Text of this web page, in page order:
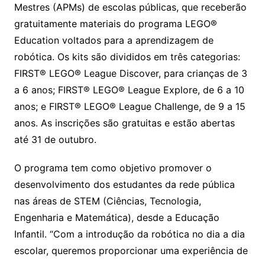
Mestres (APMs) de escolas públicas, que receberão
gratuitamente materiais do programa LEGO®
Education voltados para a aprendizagem de
robótica. Os kits são divididos em três categorias:
FIRST® LEGO® League Discover, para crianças de 3
a 6 anos; FIRST® LEGO® League Explore, de 6 a 10
anos; e FIRST® LEGO® League Challenge, de 9 a 15
anos. As inscrições são gratuitas e estão abertas
até 31 de outubro.
O programa tem como objetivo promover o
desenvolvimento dos estudantes da rede pública
nas áreas de STEM (Ciências, Tecnologia,
Engenharia e Matemática), desde a Educação
Infantil. “Com a introdução da robótica no dia a dia
escolar, queremos proporcionar uma experiência de